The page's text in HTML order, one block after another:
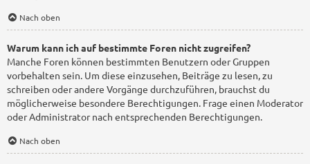
Nach oben
Warum kann ich auf bestimmte Foren nicht zugreifen?
Manche Foren können bestimmten Benutzern oder Gruppen
vorbehalten sein. Um diese einzusehen, Beiträge zu lesen, zu
schreiben oder andere Vorgänge durchzuführen, brauchst du
möglicherweise besondere Berechtigungen. Frage einen Moderator
oder Administrator nach entsprechenden Berechtigungen.
Nach oben